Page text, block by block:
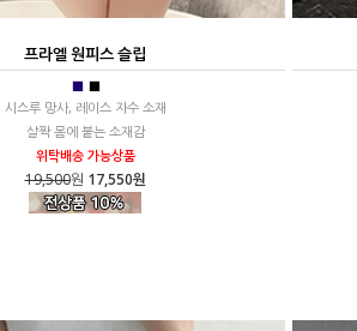
프라엘 원피스 슬립
■ ■
시스루 망사, 레이스 자수 소재
살짝 몸에 붙는 소재감
위탁배송 가능상품
19,500원 17,550원